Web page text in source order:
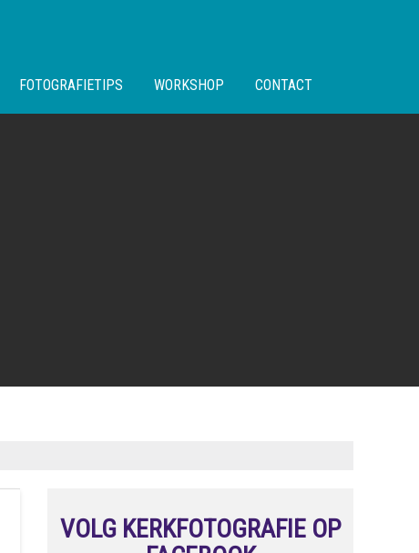
FOTOGRAFIETIPS WORKSHOP CONTACT
VOLG KERKFOTOGRAFIE OP